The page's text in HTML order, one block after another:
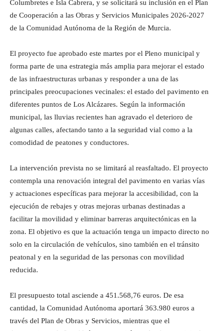
Columbretes e Isla Cabrera, y se solicitará su inclusión en el Plan
de Cooperación a las Obras y Servicios Municipales 2026-2027
de la Comunidad Autónoma de la Región de Murcia.
El proyecto fue aprobado este martes por el Pleno municipal y
forma parte de una estrategia más amplia para mejorar el estado
de las infraestructuras urbanas y responder a una de las
principales preocupaciones vecinales: el estado del pavimento en
diferentes puntos de Los Alcázares. Según la información
municipal, las lluvias recientes han agravado el deterioro de
algunas calles, afectando tanto a la seguridad vial como a la
comodidad de peatones y conductores.
La intervención prevista no se limitará al reasfaltado. El proyecto
contempla una renovación integral del pavimento en varias vías
y actuaciones específicas para mejorar la accesibilidad, con la
ejecución de rebajes y otras mejoras urbanas destinadas a
facilitar la movilidad y eliminar barreras arquitectónicas en la
zona. El objetivo es que la actuación tenga un impacto directo no
solo en la circulación de vehículos, sino también en el tránsito
peatonal y en la seguridad de las personas con movilidad
reducida.
El presupuesto total asciende a 451.568,76 euros. De esa
cantidad, la Comunidad Autónoma aportará 363.980 euros a
través del Plan de Obras y Servicios, mientras que el